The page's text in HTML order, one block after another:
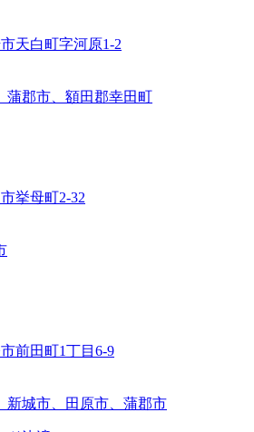
天白町字河原1-2
蒲郡市、額田郡幸田町
挙母町2-32
前田町1丁目6-9
新城市、田原市、蒲郡市